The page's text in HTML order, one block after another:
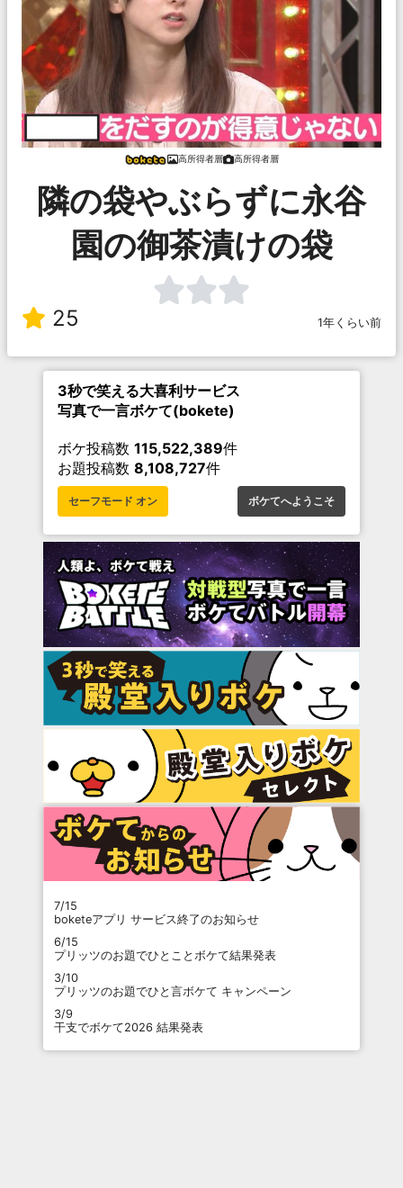
高所得者層 高所得者層
隣の袋やぶらずに永谷
園の御茶漬けの袋
25 1年くらい前
3秒で笑える大喜利サービス
写真で一言ボケて(bokete)
ボケ投稿数 115,522,389件
お題投稿数 8,108,727件
セーフモード オン ボケてへようこそ
7/15
boketeアプリ サービス終了のお知らせ
6/15
プリッツのお題でひとことボケて結果発表
3/10
プリッツのお題でひと言ボケて キャンペーン
3/9
干支でボケて2026 結果発表